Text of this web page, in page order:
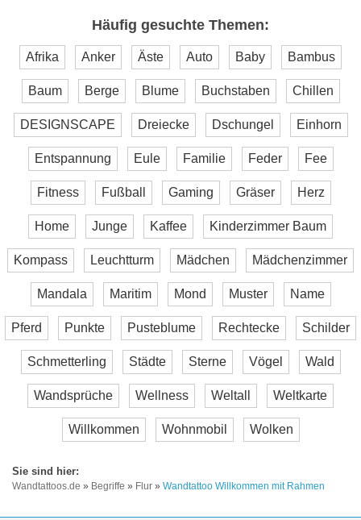
Häufig gesuchte Themen:
Afrika Anker Äste Auto Baby Bambus
Baum Berge Blume Buchstaben Chillen
DESIGNSCAPE Dreiecke Dschungel Einhorn
Entspannung Eule Familie Feder Fee
Fitness Fußball Gaming Gräser Herz
Home Junge Kaffee Kinderzimmer Baum
Kompass Leuchtturm Mädchen Mädchenzimmer
Mandala Maritim Mond Muster Name
Pferd Punkte Pusteblume Rechtecke Schilder
Schmetterling Städte Sterne Vögel Wald
Wandsprüche Wellness Weltall Weltkarte
Willkommen Wohnmobil Wolken
Wandtattoos.de » Begriffe » Flur » Wandtattoo Willkommen mit Rahmen